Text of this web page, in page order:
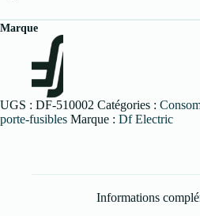
Marque
UGS : DF-510002 Catégories :
porte-fusibles Marque : Df Electric
Informations